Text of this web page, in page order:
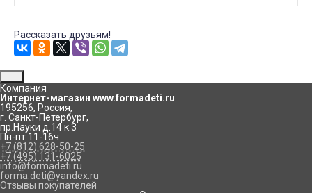
Рассказать друзьям!
Компания
Интернет-магазин www.formadeti.ru
195256, Россия,
г. Санкт-Петербург,
пр.Науки д.14 к.3
Пн-пт 11-16ч
+7 (812) 628-50-25
+7 (495) 131-6025
info@formadeti.ru
forma.deti@yandex.ru
Отзывы покупателей